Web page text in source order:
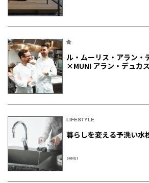
食
ル・ムーリス・アラン・
×MUNI アラン・デュカス
LIFESTYLE
暮らしを変える予洗い水
SANEI